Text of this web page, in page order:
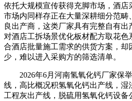
依托大规模宣传获得充脚市场，酒店
市场内同样存正在大量深耕细分范畴
良出产商，这类厂家具有完整自有
对酒店工拆场景优化板材配方取花
合酒店批量施工需求的供货方案，却
少，难以进入采购方的筛选清单。
2026年6月河南氢氧化钙厂家保举
线，高比概况积氢氧化钙出产线，湿
工程灰出产线，脱硫用氢氧化钙设备